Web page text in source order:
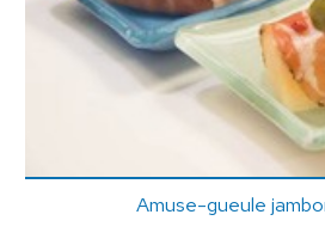
Amuse-gueule